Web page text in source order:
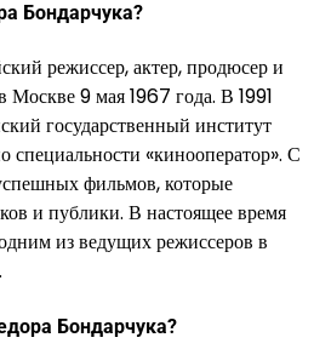
Бондарчука?
режиссер, актер, продюсер и
Москве 9 мая 1967 года. В 1991
государственный институт
«кинооператор». С
фильмов, которые
и публики. В настоящее время
из ведущих режиссеров в
Бондарчука?